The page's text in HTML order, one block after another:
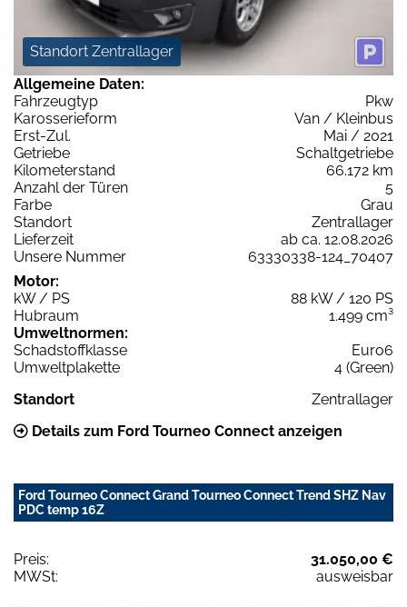
Standort Zentrallager
Allgemeine Daten:
Fahrzeugtyp
Pkw
Karosserieform
Van / Kleinbus
Erst-Zul.
Mai / 2021
Getriebe
Schaltgetriebe
Kilometerstand
66.172 km
Anzahl der Türen
5
Farbe
Grau
Standort
Zentrallager
Lieferzeit
ab ca. 12.08.2026
Unsere Nummer
63330338-124_70407
Motor:
kW / PS
88 kW / 120 PS
Hubraum
1.499 cm³
Umweltnormen:
Schadstoffklasse
Euro6
Umweltplakette
4 (Green)
Standort
Zentrallager
Details zum Ford Tourneo Connect anzeigen
Ford Tourneo Connect Grand Tourneo Connect Trend SHZ Nav
PDC temp 16Z
Preis:
31.050,00 €
MWSt:
ausweisbar